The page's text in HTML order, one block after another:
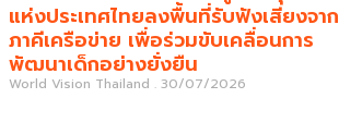
แห่งประเทศไทยลงพื้นที่รับฟังเสียงจาก
ภาคีเครือข่าย เพื่อร่วมขับเคลื่อนการ
พัฒนาเด็กอย่างยั่งยืน
World Vision Thailand 30/07/2026